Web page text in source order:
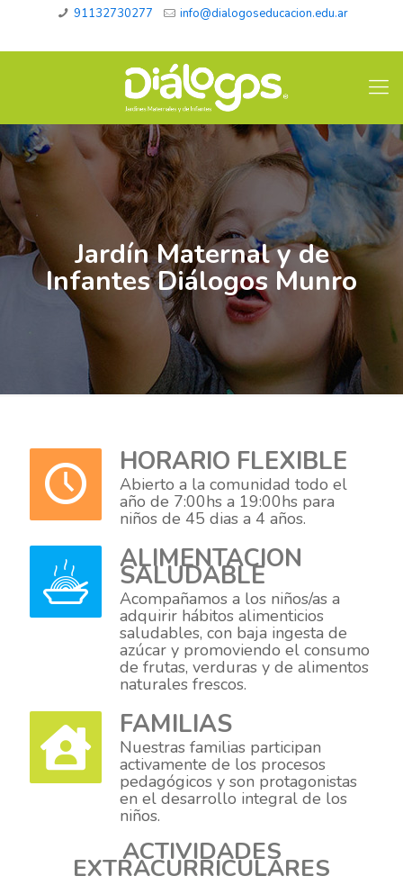
91132730277 info@dialogoseducacion.edu.ar
Jardín Maternal y de
Infantes Diálogos Munro
HORARIO FLEXIBLE
Abierto a la comunidad todo el
año de 7:00hs a 19:00hs para
niños de 45 dias a 4 años.
ALIMENTACION
SALUDABLE
Acompañamos a los niños/as a
adquirir hábitos alimenticios
saludables, con baja ingesta de
azúcar y promoviendo el consumo
de frutas, verduras y de alimentos
naturales frescos.
FAMILIAS
Nuestras familias participan
activamente de los procesos
pedagógicos y son protagonistas
en el desarrollo integral de los
niños.
ACTIVIDADES
EXTRACURRICULARES